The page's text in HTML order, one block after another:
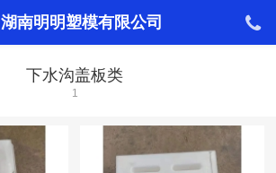
湖南明明塑模有限公司
下水沟盖板类
1